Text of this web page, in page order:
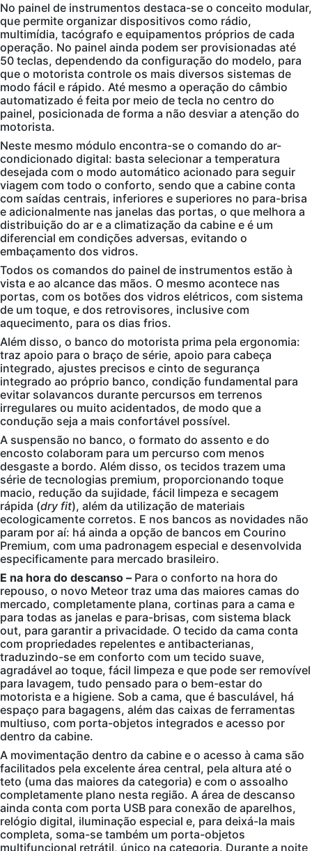
No painel de instrumentos destaca-se o conceito modular,
que permite organizar dispositivos como rádio,
multimídia, tacógrafo e equipamentos próprios de cada
operação. No painel ainda podem ser provisionadas até
50 teclas, dependendo da configuração do modelo, para
que o motorista controle os mais diversos sistemas de
modo fácil e rápido. Até mesmo a operação do câmbio
automatizado é feita por meio de tecla no centro do
painel, posicionada de forma a não desviar a atenção do
motorista.
Neste mesmo módulo encontra-se o comando do ar-
condicionado digital: basta selecionar a temperatura
desejada com o modo automático acionado para seguir
viagem com todo o conforto, sendo que a cabine conta
com saídas centrais, inferiores e superiores no para-brisa
e adicionalmente nas janelas das portas, o que melhora a
distribuição do ar e a climatização da cabine e é um
diferencial em condições adversas, evitando o
embaçamento dos vidros.
Todos os comandos do painel de instrumentos estão à
vista e ao alcance das mãos. O mesmo acontece nas
portas, com os botões dos vidros elétricos, com sistema
de um toque, e dos retrovisores, inclusive com
aquecimento, para os dias frios.
Além disso, o banco do motorista prima pela ergonomia:
traz apoio para o braço de série, apoio para cabeça
integrado, ajustes precisos e cinto de segurança
integrado ao próprio banco, condição fundamental para
evitar solavancos durante percursos em terrenos
irregulares ou muito acidentados, de modo que a
condução seja a mais confortável possível.
A suspensão no banco, o formato do assento e do
encosto colaboram para um percurso com menos
desgaste a bordo. Além disso, os tecidos trazem uma
série de tecnologias premium, proporcionando toque
macio, redução da sujidade, fácil limpeza e secagem
rápida (dry fit), além da utilização de materiais
ecologicamente corretos. E nos bancos as novidades não
param por aí: há ainda a opção de bancos em Courino
Premium, com uma padronagem especial e desenvolvida
especificamente para mercado brasileiro.
E na hora do descanso – Para o conforto na hora do
repouso, o novo Meteor traz uma das maiores camas do
mercado, completamente plana, cortinas para a cama e
para todas as janelas e para-brisas, com sistema black
out, para garantir a privacidade. O tecido da cama conta
com propriedades repelentes e antibacterianas,
traduzindo-se em conforto com um tecido suave,
agradável ao toque, fácil limpeza e que pode ser removível
para lavagem, tudo pensado para o bem-estar do
motorista e a higiene. Sob a cama, que é basculável, há
espaço para bagagens, além das caixas de ferramentas
multiuso, com porta-objetos integrados e acesso por
dentro da cabine.
A movimentação dentro da cabine e o acesso à cama são
facilitados pela excelente área central, pela altura até o
teto (uma das maiores da categoria) e com o assoalho
completamente plano nesta região. A área de descanso
ainda conta com porta USB para conexão de aparelhos,
relógio digital, iluminação especial e, para deixá-la mais
completa, soma-se também um porta-objetos
multifuncional retrátil, único na categoria. Durante a noite